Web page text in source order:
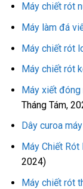
Máy chiết rót
Máy làm đá
Máy chiết rót
Máy chiết rót
Máy xiết
Tháng Tám,
Dây curoa
Máy Chiết
2024)
Máy chiết rót